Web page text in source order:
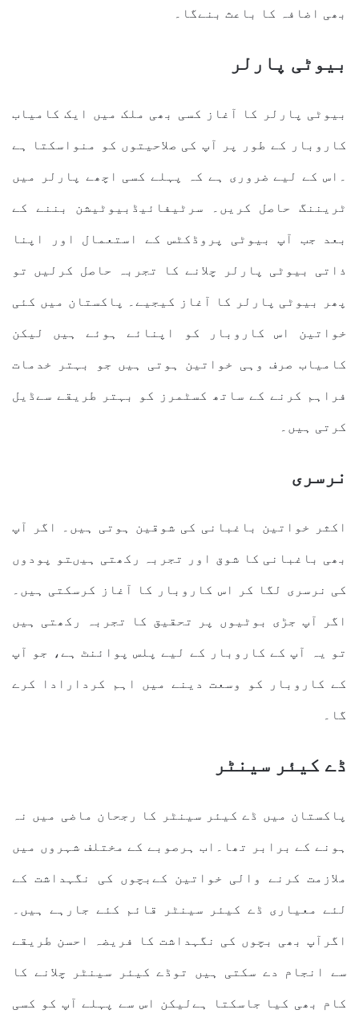
بھی اضافہ کا باعث بنےگا۔
بیوٹی پارلر
بیوٹی پارلر کا آغاز کسی بھی ملک میں ایک کامیاب
کاروبار کے طور پر آپ کی صلاحیتوں کو منواسکتا ہے
۔اس کے لیے ضروری ہے کہ پہلے کسی اچھے پارلر میں
ٹریننگ حاصل کریں۔ سرٹیفائیڈبیوٹیشن بننے کے
بعد جب آپ بیوٹی پروڈکٹس کے استعمال اور اپنا
ذاتی بیوٹی پارلر چلانے کا تجربہ حاصل کرلیں تو
پھر بیوٹی پارلر کا آغاز کیجیے۔ پاکستان میں کئی
خواتین اس کاروبار کو اپنائے ہوئے ہیں لیکن
کامیاب صرف وہی خواتین ہوتی ہیں جو بہتر خدمات
فراہم کرنے کے ساتھ کسٹمرز کو بہتر طریقے سےڈیل
کرتی ہیں۔
نرسری
اکثر خواتین باغبانی کی شوقین ہوتی ہیں۔ اگر آپ
بھی باغبانی کا شوق اور تجربہ رکھتی ہیںتو پودوں
کی نرسری لگا کر اس کاروبار کا آغاز کرسکتی ہیں۔
اگر آپ جڑی بوٹیوں پر تحقیق کا تجربہ رکھتی ہیں
تو یہ آپ کے کاروبار کے لیے پلس پوائنٹ ہے، جو آپ
کے کاروبار کو وسعت دینے میں اہم کردارادا کرے
گا۔
ڈے کیئر سینٹر
پاکستان میں ڈے کیئر سینٹر کا رجحان ماضی میں نہ
ہونے کے برابر تھا۔اب ہرصوبے کے مختلف شہروں میں
ملازمت کرنے والی خواتین کےبچوں کی نگہداشت کے
لئے معیاری ڈے کیئر سینٹر قائم کئے جارہے ہیں۔
اگرآپ بھی بچوں کی نگہداشت کا فریضہ احسن طریقے
سے انجام دے سکتی ہیں توڈے کیئر سینٹر چلانے کا
کام بھی کیا جاسکتا ہےلیکن اس سے پہلے آپ کو کسی